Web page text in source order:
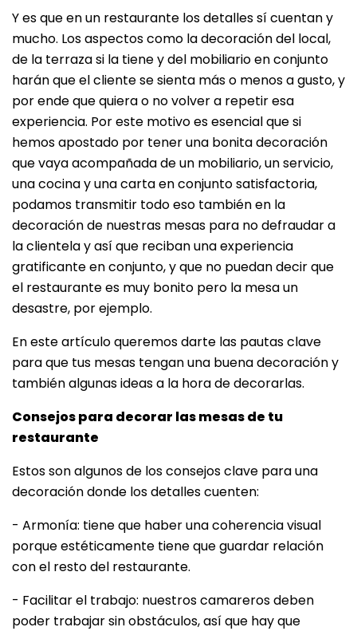
Y es que en un restaurante los detalles sí cuentan y
mucho. Los aspectos como la decoración del local,
de la terraza si la tiene y del mobiliario en conjunto
harán que el cliente se sienta más o menos a gusto, y
por ende que quiera o no volver a repetir esa
experiencia. Por este motivo es esencial que si
hemos apostado por tener una bonita decoración
que vaya acompañada de un mobiliario, un servicio,
una cocina y una carta en conjunto satisfactoria,
podamos transmitir todo eso también en la
decoración de nuestras mesas para no defraudar a
la clientela y así que reciban una experiencia
gratificante en conjunto, y que no puedan decir que
el restaurante es muy bonito pero la mesa un
desastre, por ejemplo.
En este artículo queremos darte las pautas clave
para que tus mesas tengan una buena decoración y
también algunas ideas a la hora de decorarlas.
Consejos para decorar las mesas de tu
restaurante
Estos son algunos de los consejos clave para una
decoración donde los detalles cuenten:
- Armonía: tiene que haber una coherencia visual
porque estéticamente tiene que guardar relación
con el resto del restaurante.
- Facilitar el trabajo: nuestros camareros deben
poder trabajar sin obstáculos, así que hay que